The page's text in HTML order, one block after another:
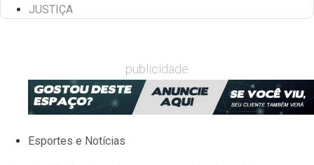
JUSTIÇA
publicidade
Esportes e Notícias